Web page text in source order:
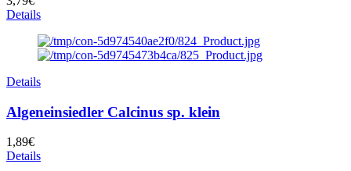
Details
Details
Algeneinsiedler Calcinus sp. klein
1,89€
Details